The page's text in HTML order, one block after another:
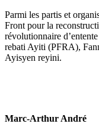
Parmi les partis et
Front pour la
révolutionnaire
rebati Ayiti (PFRA),
Ayisyen reyini.
Marc-Arthur André